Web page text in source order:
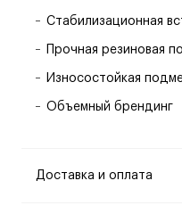
Стабилизационная
Прочная резиновая
Износостойкая
Объемный брендинг
Доставка и оплата